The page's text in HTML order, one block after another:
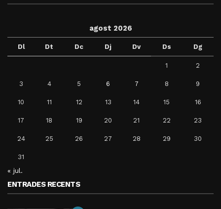
agost 2026
Dl Dt Dc Dj Dv Ds Dg
1 2
3 4 5 6 7 8 9
10 11 12 13 14 15 16
17 18 19 20 21 22 23
24 25 26 27 28 29 30
31
« jul.
ENTRADES RECENTS